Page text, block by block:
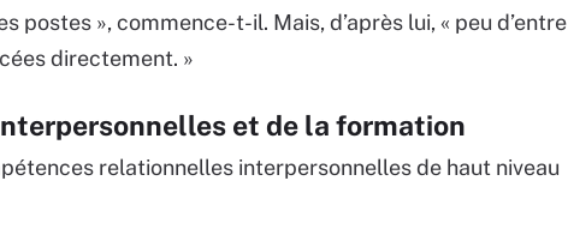
postes », commence-t-il. Mais, d’après lui, « peu d’entre
directement. »
et de la formation
relationnelles interpersonnelles de haut niveau